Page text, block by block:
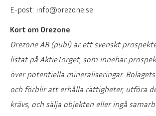
E-post: info@orezone.se
Kort om Orezone
Orezone AB (publ) är ett svenskt
listat på AktieTorget, som innehar
över potentiella mineraliseringar.
och förblir att erhålla rättigheter, utföra
krävs, och sälja objekten eller ingå